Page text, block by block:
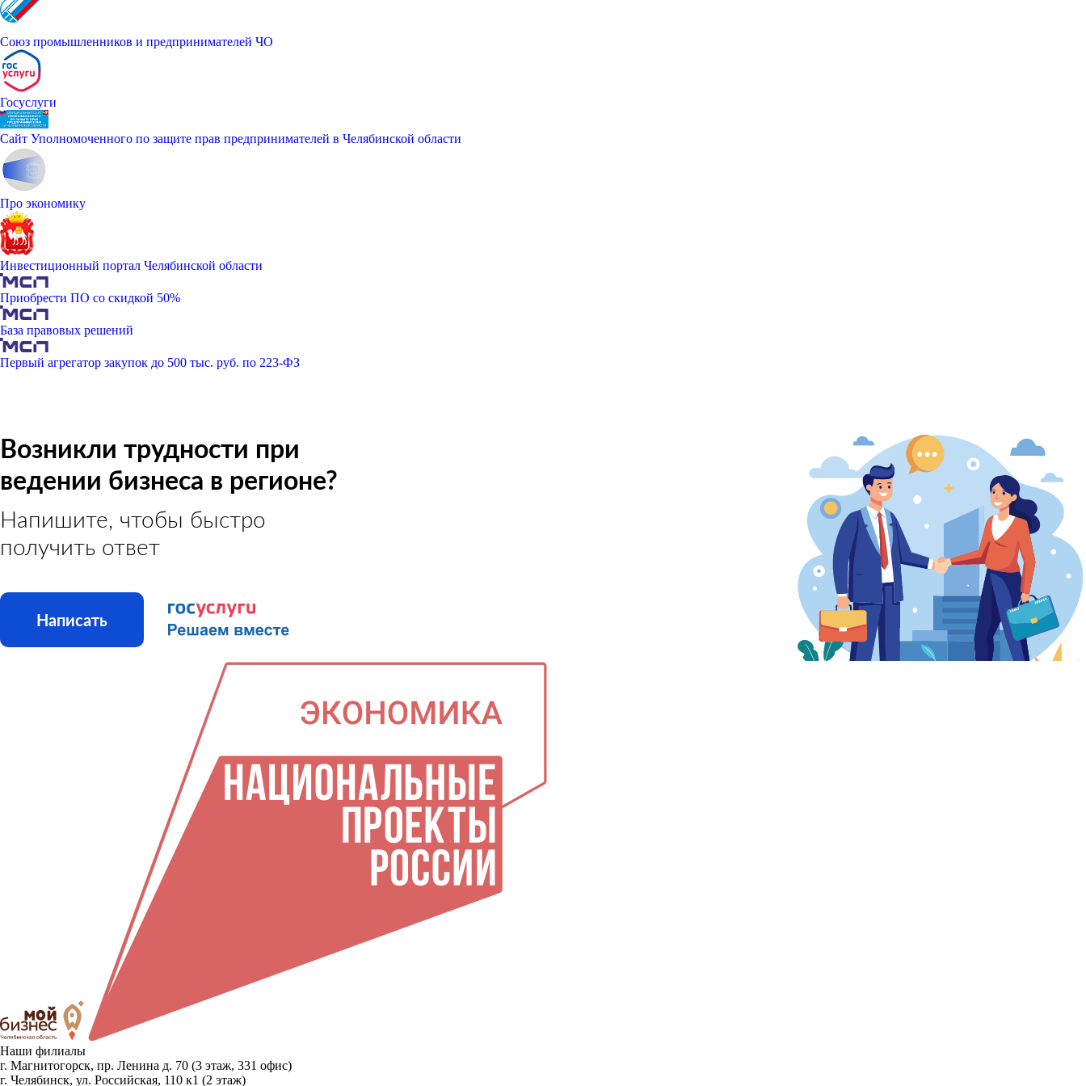
Союз промышленников и предпринимателей ЧО
Госуслуги
Сайт Уполномоченного по защите прав предпринимателей в Челябинской области
Про экономику
Инвестиционный портал Челябинской области
Приобрести ПО со скидкой 50%
База правовых решений
Первый агрегатор закупок до 500 тыс. руб. по 223-ФЗ
Возникли трудности при
ведении бизнеса в регионе?
Напишите, чтобы быстро
получить ответ
Написать
Наши филиалы
г. Магнитогорск, пр. Ленина д. 70 (3 этаж, 331 офис)
г. Челябинск, ул. Российская, 110 к1 (2 этаж)